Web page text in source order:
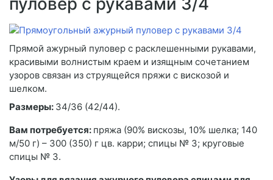
Прямой ажурный пуловер с расклешенными рукавами,
красивыми волнистым краем и изящным сочетанием
узоров связан из струящейся пряжи с вискозой и
шелком.
Размеры: 34/36 (42/44).
Вам потребуется: пряжа (90% вискозы, 10% шелка; 140
м/50 г) – 300 (350) г цв. карри; спицы № 3; круговые
спицы № 3.